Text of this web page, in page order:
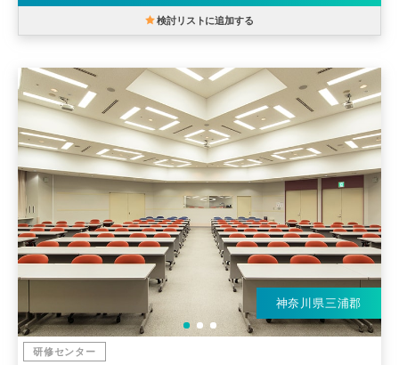
検討リストに追加する
神奈川県三浦郡
研修センター